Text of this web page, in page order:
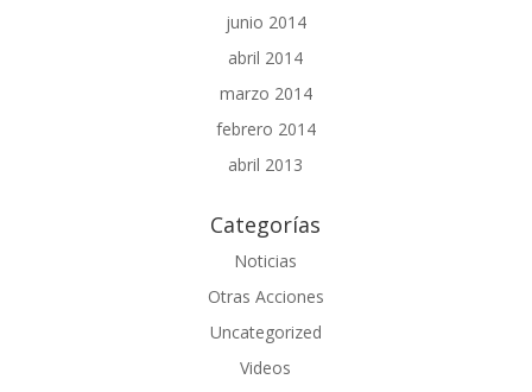
junio 2014
abril 2014
marzo 2014
febrero 2014
abril 2013
Categorías
Noticias
Otras Acciones
Uncategorized
Videos